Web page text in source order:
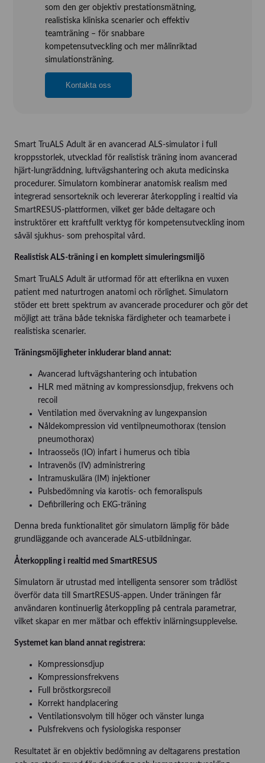
som den ger objektiv prestationsmätning,
realistiska kliniska scenarier och effektiv
teamträning – för snabbare
kompetensutveckling och mer målinriktad
simulationsträning.
Kontakta oss
Smart TruALS Adult är en avancerad ALS-simulator i full
kroppsstorlek, utvecklad för realistisk träning inom avancerad
hjärt-lungräddning, luftvägshantering och akuta medicinska
procedurer. Simulatorn kombinerar anatomisk realism med
integrerad sensorteknik och levererar återkoppling i realtid via
SmartRESUS-plattformen, vilket ger både deltagare och
instruktörer ett kraftfullt verktyg för kompetensutveckling inom
såväl sjukhus- som prehospital vård.
Realistisk ALS-träning i en komplett simuleringsmiljö
Smart TruALS Adult är utformad för att efterlikna en vuxen
patient med naturtrogen anatomi och rörlighet. Simulatorn
stöder ett brett spektrum av avancerade procedurer och gör det
möjligt att träna både tekniska färdigheter och teamarbete i
realistiska scenarier.
Träningsmöjligheter inkluderar bland annat:
Avancerad luftvägshantering och intubation
HLR med mätning av kompressionsdjup, frekvens och
recoil
Ventilation med övervakning av lungexpansion
Nåldekompression vid ventilpneumothorax (tension
pneumothorax)
Intraosseös (IO) infart i humerus och tibia
Intravenös (IV) administrering
Intramuskulära (IM) injektioner
Pulsbedömning via karotis- och femoralispuls
Defibrillering och EKG-träning
Denna breda funktionalitet gör simulatorn lämplig för både
grundläggande och avancerade ALS-utbildningar.
Återkoppling i realtid med SmartRESUS
Simulatorn är utrustad med intelligenta sensorer som trådlöst
överför data till SmartRESUS-appen. Under träningen får
användaren kontinuerlig återkoppling på centrala parametrar,
vilket skapar en mer mätbar och effektiv inlärningsupplevelse.
Systemet kan bland annat registrera:
Kompressionsdjup
Kompressionsfrekvens
Full bröstkorgsrecoil
Korrekt handplacering
Ventilationsvolym till höger och vänster lunga
Pulsfrekvens och fysiologiska responser
Resultatet är en objektiv bedömning av deltagarens prestation